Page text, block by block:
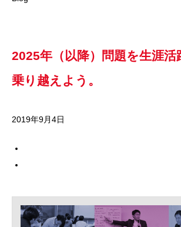
2025年（以降）問題を生涯
乗り越えよう。
2019年9月4日